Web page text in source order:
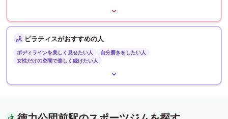
ピラティスがおすすめの人
ボディラインを美しく見せたい人
自分磨きをしたい人
女性だけの空間で楽しく続けたい人